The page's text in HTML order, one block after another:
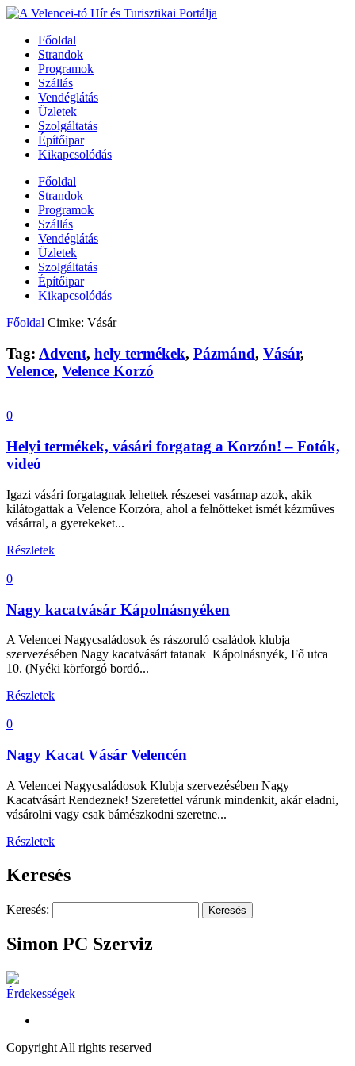
Főoldal
Strandok
Programok
Szállás
Vendéglátás
Üzletek
Szolgáltatás
Építőipar
Kikapcsolódás
Főoldal
Strandok
Programok
Szállás
Vendéglátás
Üzletek
Szolgáltatás
Építőipar
Kikapcsolódás
Főoldal Cimke: Vásár
Tag: Advent, hely termékek, Pázmánd, Vásár,
Velence, Velence Korzó
0
Helyi termékek, vásári forgatag a Korzón! – Fotók,
videó
Igazi vásári forgatagnak lehettek részesei vasárnap azok, akik
kilátogattak a Velence Korzóra, ahol a felnőtteket ismét kézműves
vásárral, a gyerekeket...
Részletek
0
Nagy kacatvásár Kápolnásnyéken
A Velencei Nagycsaládosok és rászoruló családok klubja
szervezésében Nagy kacatvásárt tatanak Kápolnásnyék, Fő utca
10. (Nyéki körforgó bordó...
Részletek
0
Nagy Kacat Vásár Velencén
A Velencei Nagycsaládosok Klubja szervezésében Nagy
Kacatvásárt Rendeznek! Szeretettel várunk mindenkit, akár eladni,
vásárolni vagy csak bámészkodni szeretne...
Részletek
Keresés
Keresés:
Simon PC Szerviz
Érdekességek
Copyright All rights reserved